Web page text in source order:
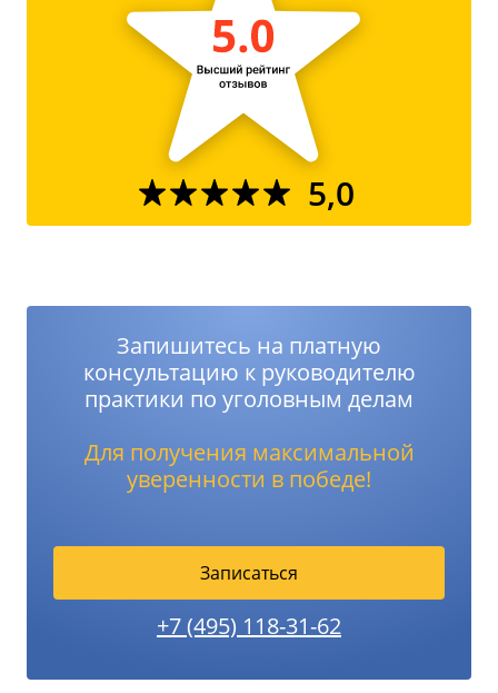
5,0
Запишитесь на платную
консультацию к руководителю
практики по уголовным делам
Для получения максимальной
уверенности в победе!
Записаться
+7 (495) 118-31-62